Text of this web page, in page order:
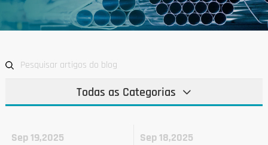
CONTATO
Todas as Categorias
Sep 19,2025 Sep 18,2025